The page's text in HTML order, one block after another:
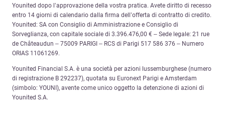
Younited dopo l’approvazione della vostra pratica. Avete diritto di recesso
entro 14 giorni di calendario dalla firma dell’offerta di contratto di credito.
Younited: SA con Consiglio di Amministrazione e Consiglio di
Sorveglianza, con capitale sociale di 3.396.476,00 € – Sede legale: 21 rue
de Châteaudun – 75009 PARIGI – RCS di Parigi 517 586 376 – Numero
ORIAS 11061269.
Younited Financial S.A. è una società per azioni lussemburghese (numero
di registrazione B 292237), quotata su Euronext Parigi e Amsterdam
(simbolo: YOUNI), avente come unico oggetto la detenzione di azioni di
Younited S.A.